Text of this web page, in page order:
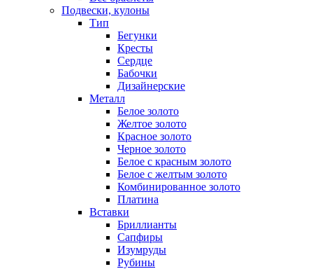
Подвески, кулоны
Тип
Бегунки
Кресты
Сердце
Бабочки
Дизайнерские
Металл
Белое золото
Желтое золото
Красное золото
Черное золото
Белое с красным золото
Белое с желтым золото
Комбинированное золото
Платина
Вставки
Бриллианты
Сапфиры
Изумруды
Рубины